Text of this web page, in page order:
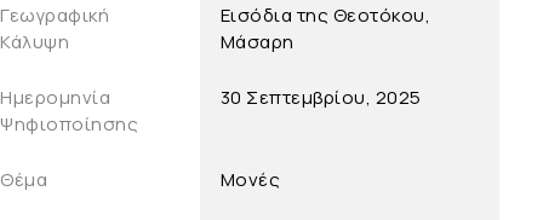
Γεωγραφική
Κάλυψη
Εισόδια της Θεοτόκου,
Μάσαρη
Ημερομηνία
Ψηφιοποίησης
30 Σεπτεμβρίου, 2025
Θέμα Μονές